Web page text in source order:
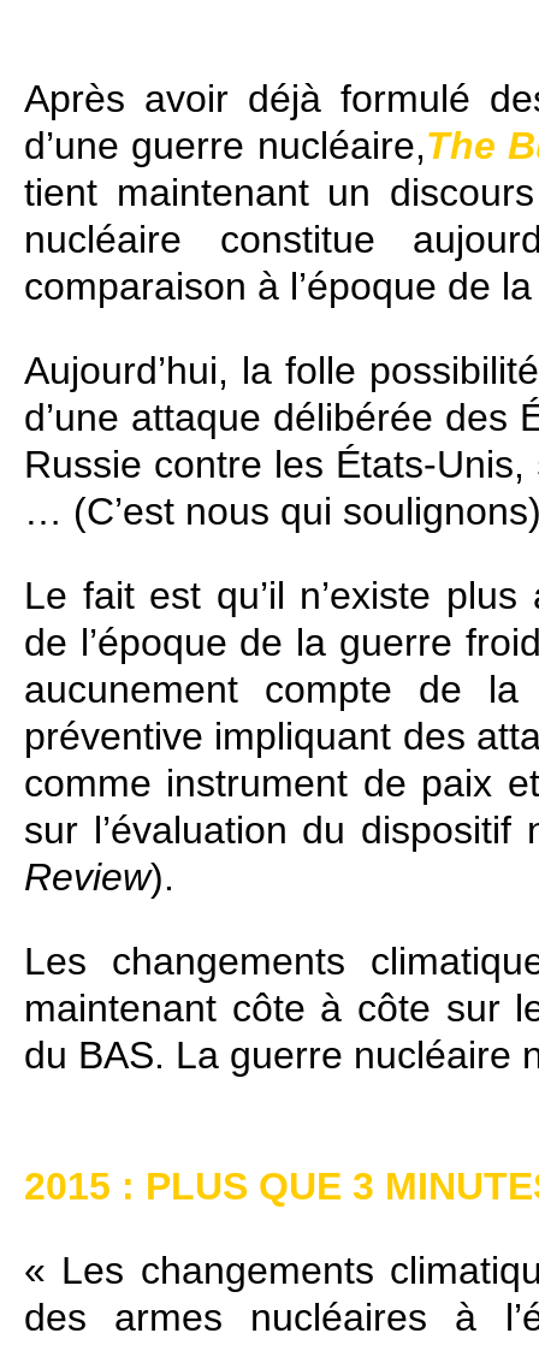
Après avoir déjà formulé
d’une guerre nucléaire,The
tient maintenant un
nucléaire constitue
comparaison à l’époque de
Aujourd’hui, la folle
d’une attaque délibérée des
Russie contre les États‑Unis,
… (C’est nous qui
Le fait est qu’il n’existe
de l’époque de la guerre
aucunement compte de
préventive impliquant des
comme instrument de paix
sur l’évaluation du dispositif
Review).
Les changements
maintenant côte à côte sur
du BAS. La guerre nucléaire
2015 : PLUS QUE 3
« Les changements
des armes nucléaires à